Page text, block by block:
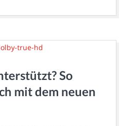
So
mit dem neuen